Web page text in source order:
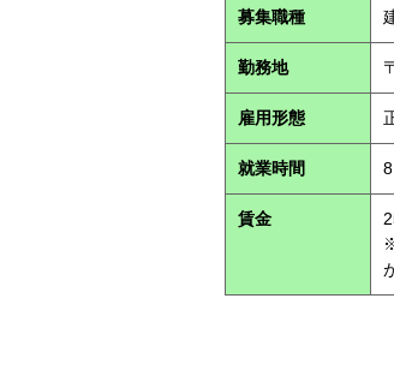
募集職種
勤務地
雇用形態
就業時間
賃金